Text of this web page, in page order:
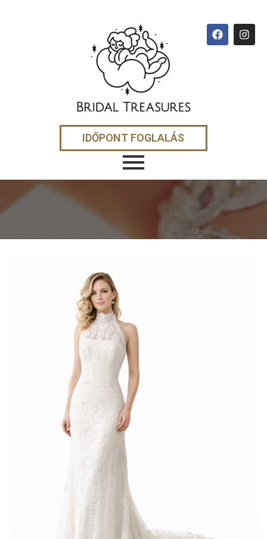
IDŐPONT FOGLALÁS